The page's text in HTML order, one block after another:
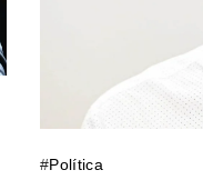
#Política